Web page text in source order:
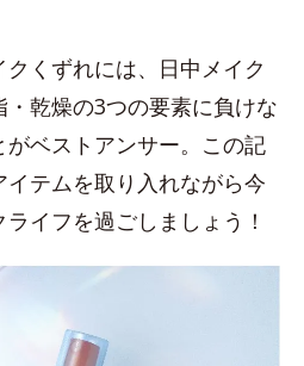
くずれには、日中メイク
乾燥の3つの要素に負けな
ベストアンサー。この記
テムを取り入れながら今
イフを過ごしましょう！